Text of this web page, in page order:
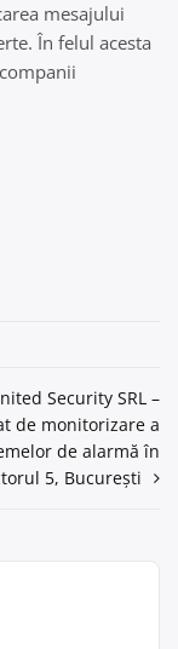
mesajului
În felul acesta
Security SRL –
de monitorizare a
de alarmă în
5, București